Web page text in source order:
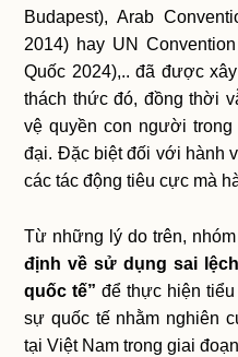
Budapest), Arab
2014) hay UN
Quốc 2024),.. đã được
thách thức đó, đồng thời
vệ quyền con người
đại. Đặc biệt đối với hành
các tác động tiêu cực mà
Từ những lý do trên,
định về sử dụng sai
quốc tế” để thực hiện
sự quốc tế nhằm nghiên
tại Việt Nam trong giai